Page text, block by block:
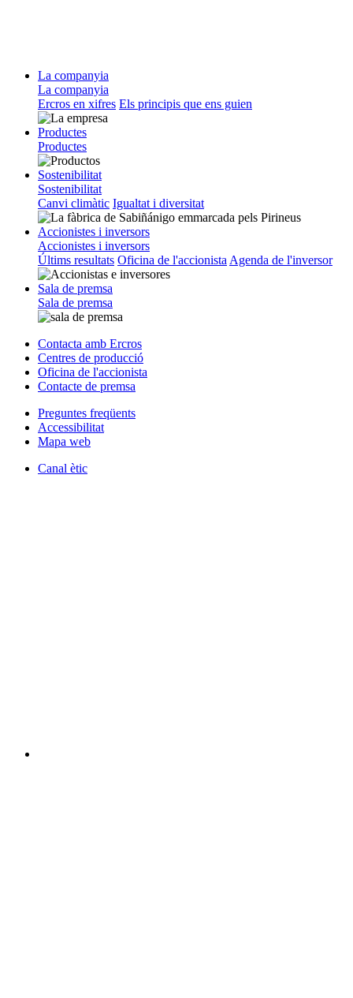
La companyia
La companyia
Ercros en xifres Els principis que ens guien
Productes
Productes
Sostenibilitat
Sostenibilitat
Canvi climàtic Igualtat i diversitat
Accionistes i inversors
Accionistes i inversors
Últims resultats Oficina de l'accionista Agenda de l'inversor
Sala de premsa
Sala de premsa
Contacta amb Ercros
Centres de producció
Oficina de l'accionista
Contacte de premsa
Preguntes freqüents
Accessibilitat
Mapa web
Canal ètic